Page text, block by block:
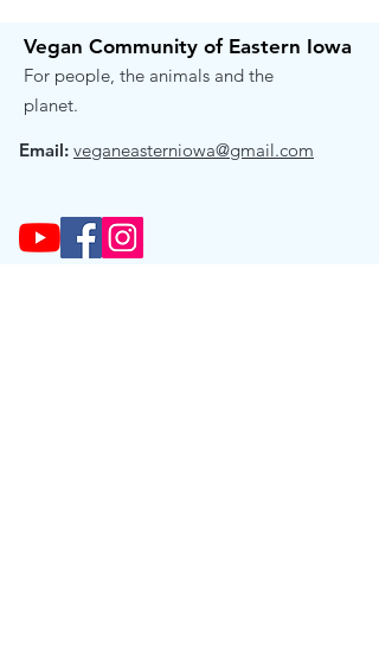
Vegan Community of Eastern Iowa
For people, the animals and the
planet.
Email: veganeasterniowa@gmail.com